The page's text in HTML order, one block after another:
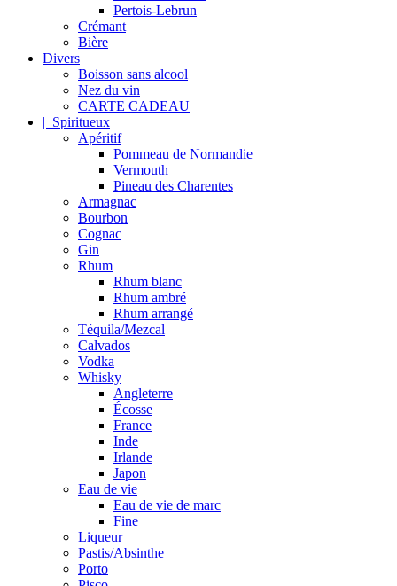
Pertois-Lebrun
Crémant
Bière
Divers
Boisson sans alcool
Nez du vin
CARTE CADEAU
| Spiritueux
Apéritif
Pommeau de Normandie
Vermouth
Pineau des Charentes
Armagnac
Bourbon
Cognac
Gin
Rhum
Rhum blanc
Rhum ambré
Rhum arrangé
Téquila/Mezcal
Calvados
Vodka
Whisky
Angleterre
Écosse
France
Inde
Irlande
Japon
Eau de vie
Eau de vie de marc
Fine
Liqueur
Pastis/Absinthe
Porto